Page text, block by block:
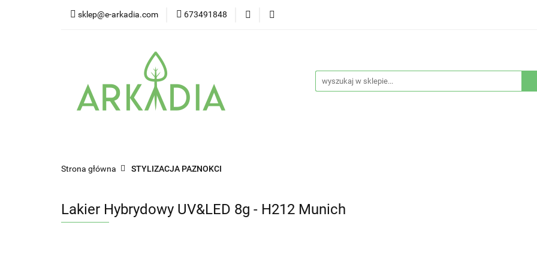
sklep@e-arkadia.com 673491848
Kategorie Producenci
Strona główna STYLIZACJA PAZNOKCI
Lakier Hybrydowy UV&LED 8g - H212 Munich